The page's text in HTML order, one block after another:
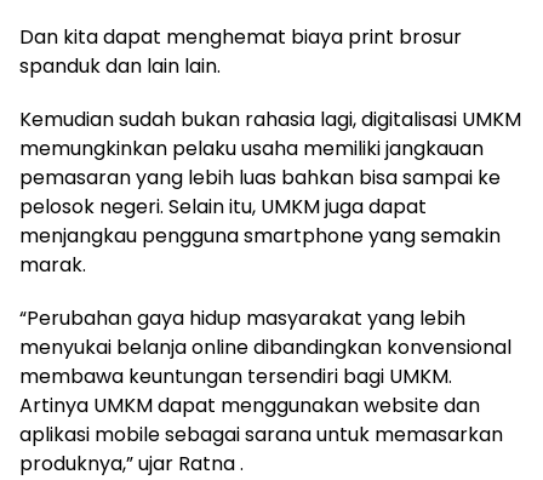
Dan kita dapat menghemat biaya print brosur
spanduk dan lain lain.
Kemudian sudah bukan rahasia lagi, digitalisasi UMKM
memungkinkan pelaku usaha memiliki jangkauan
pemasaran yang lebih luas bahkan bisa sampai ke
pelosok negeri. Selain itu, UMKM juga dapat
menjangkau pengguna smartphone yang semakin
marak.
“Perubahan gaya hidup masyarakat yang lebih
menyukai belanja online dibandingkan konvensional
membawa keuntungan tersendiri bagi UMKM.
Artinya UMKM dapat menggunakan website dan
aplikasi mobile sebagai sarana untuk memasarkan
produknya,” ujar Ratna .